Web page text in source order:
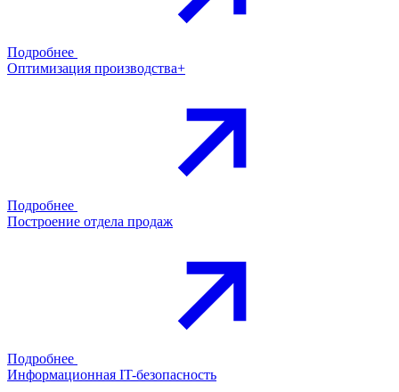
Подробнее
Оптимизация производства+
Подробнее
Построение отдела продаж
Подробнее
Информационная IT-безопасность